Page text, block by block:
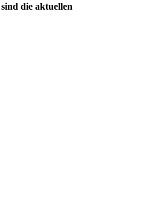
die aktuellen